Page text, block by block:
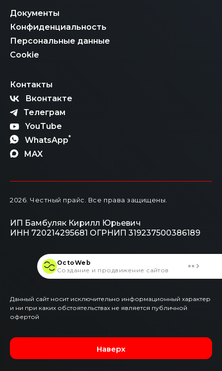
Документы
Конфиденциальность
Персональные данные
Cookie
Контакты
Вконтакте
Телеграм
YouTube
WhatsApp*
MAX
2026 . Честный прайс. Все права защищены.
ИП Бамбуляк Кирилл Юрьевич
ИНН 720214295681 ОГРНИП 319237500386189
Данный сайт носит исключительно информационный характер
и ни при каких обстоятельствах не является публичной
офертой
Наверх
OctoWeb
Создание и продвижение сайтов